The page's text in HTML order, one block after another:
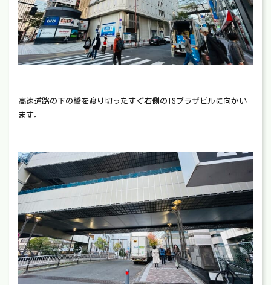
高速道路の下の橋を渡り切ったすぐ右側のTSプラザビルに向かい
ます。